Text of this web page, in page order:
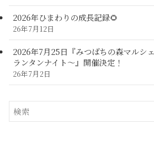
2026年ひまわりの成長記録🌻
26年7月12日
2026年7月25日『みつばちの森マルシ
ランタンナイト～』開催決定！
26年7月2日